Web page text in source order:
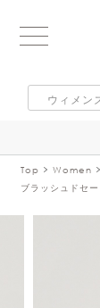
ウィメン
Top Women
ブラッシュドセ